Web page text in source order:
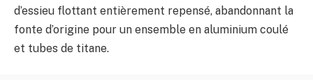
d’essieu flottant entièrement repensé, abandonnant la
fonte d’origine pour un ensemble en aluminium coulé
et tubes de titane.